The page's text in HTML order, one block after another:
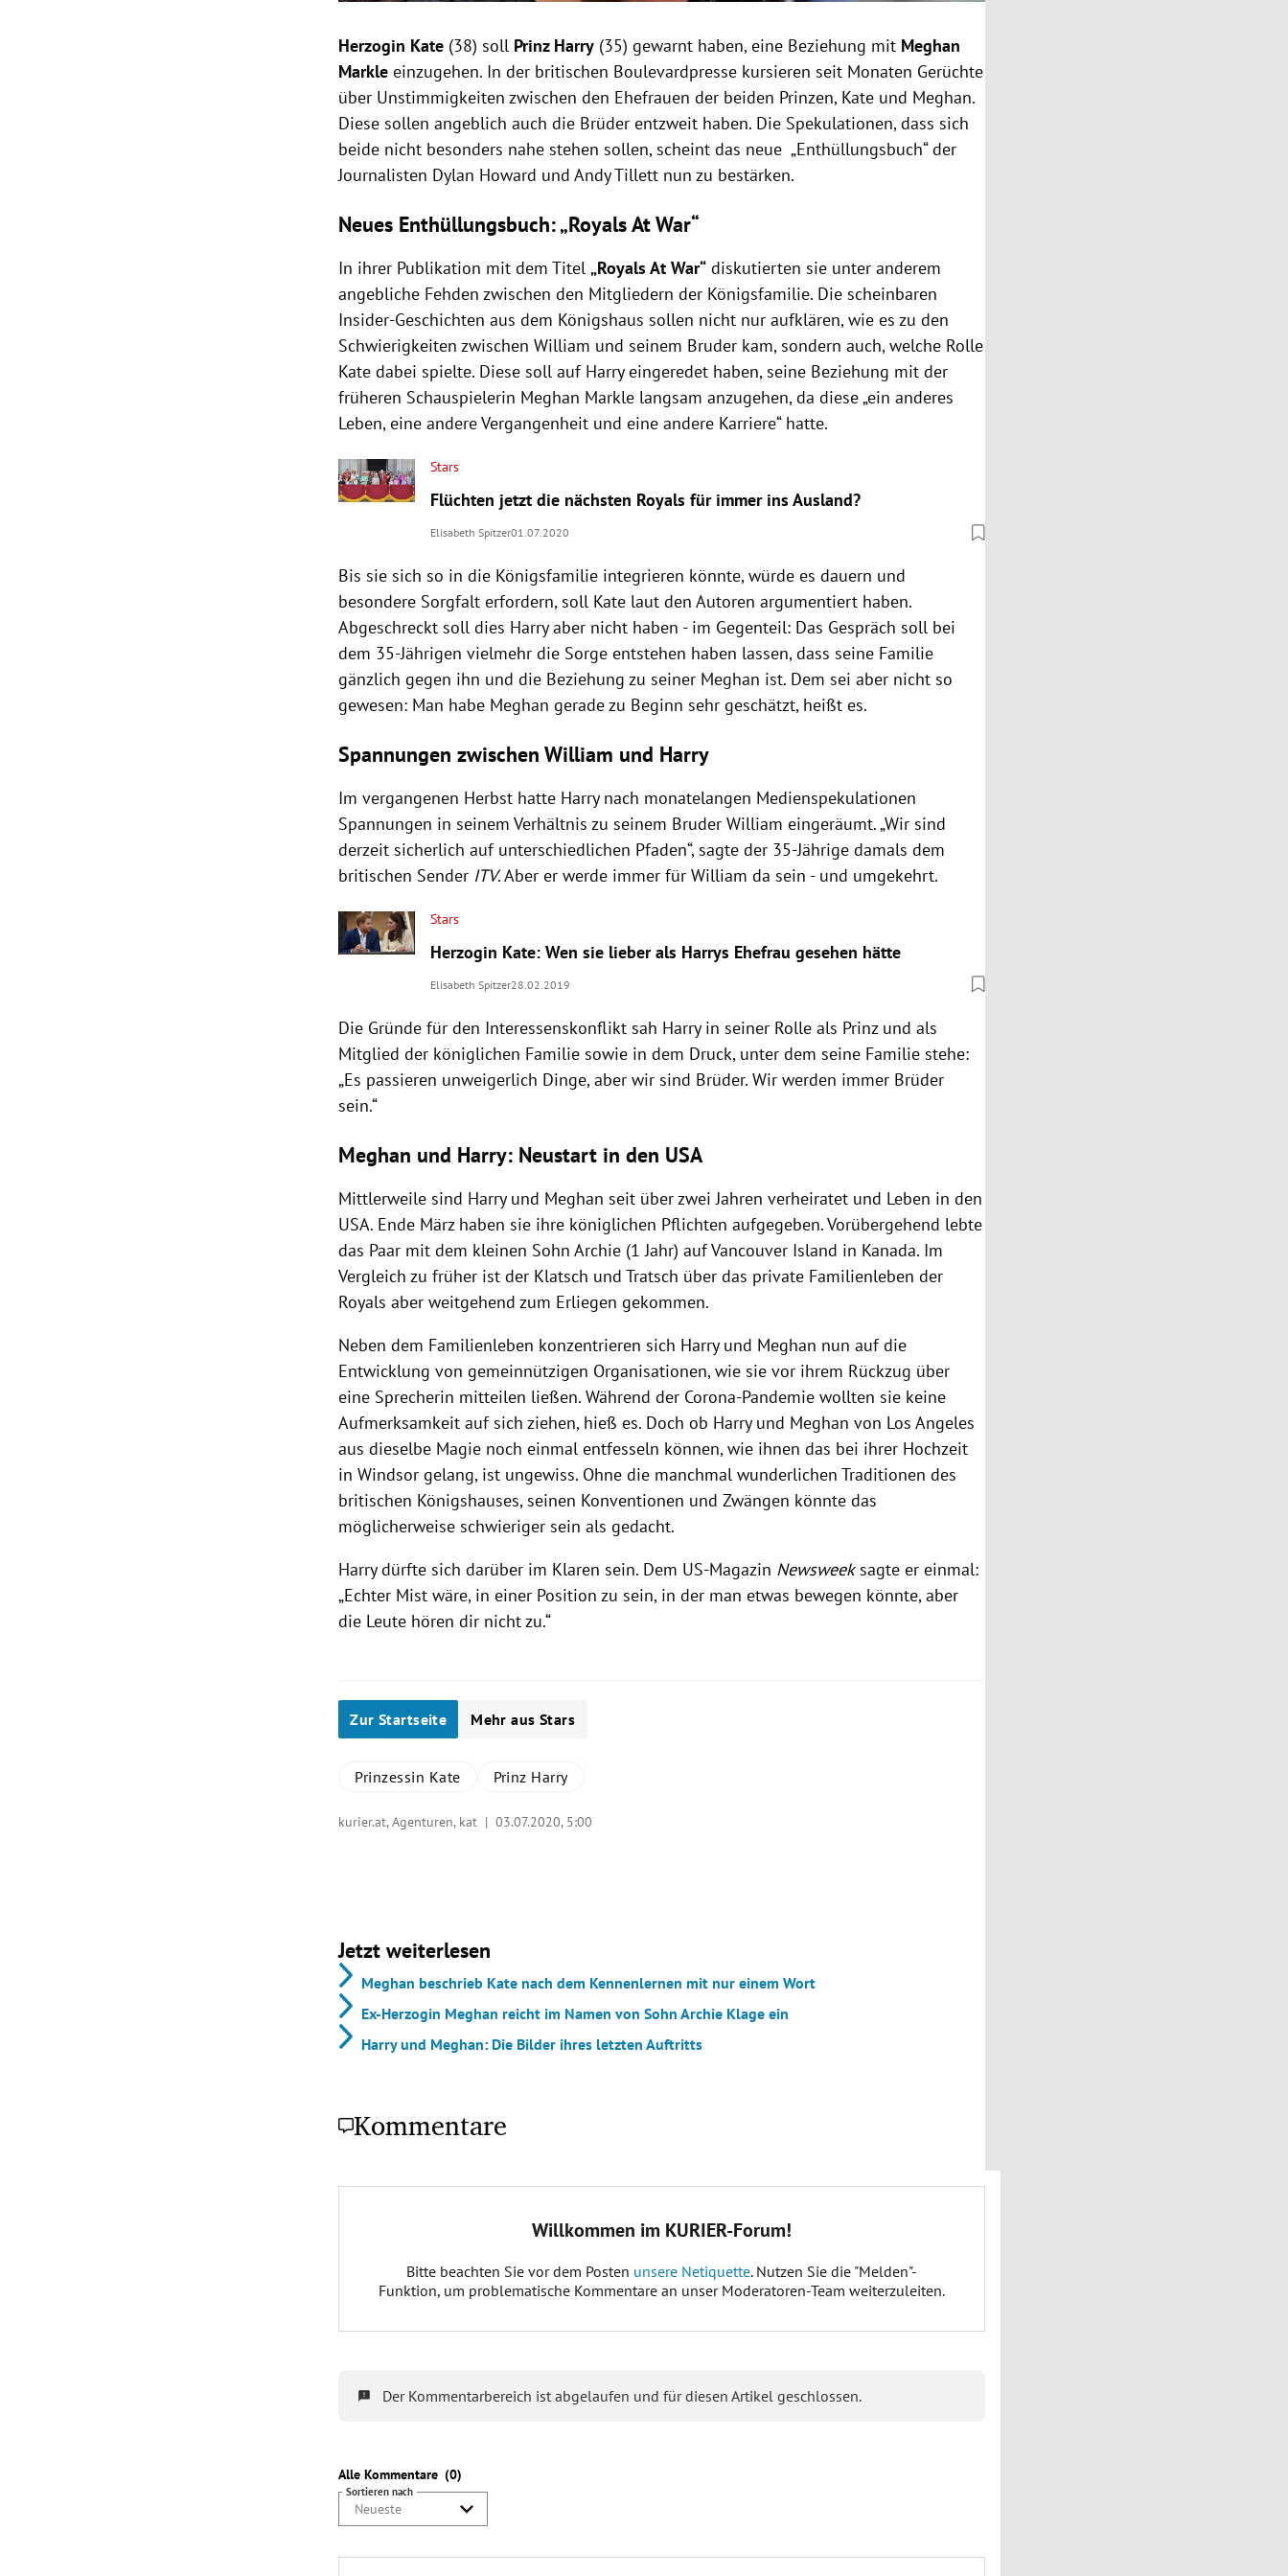
Herzogin Kate (38) soll Prinz Harry (35) gewarnt haben, eine Beziehung mit Meghan
Markle einzugehen. In der britischen Boulevardpresse kursieren seit Monaten Gerüchte
über Unstimmigkeiten zwischen den Ehefrauen der beiden Prinzen, Kate und Meghan.
Diese sollen angeblich auch die Brüder entzweit haben. Die Spekulationen, dass sich
beide nicht besonders nahe stehen sollen, scheint das neue „Enthüllungsbuch“ der
Journalisten Dylan Howard und Andy Tillett nun zu bestärken.
Neues Enthüllungsbuch: „Royals At War“
In ihrer Publikation mit dem Titel„Royals At War“ diskutierten sie unter anderem
angebliche Fehden zwischen den Mitgliedern der Königsfamilie. Die scheinbaren
Insider-Geschichten aus dem Königshaus sollen nicht nur aufklären, wie es zu den
Schwierigkeiten zwischen William und seinem Bruder kam, sondern auch, welche Rolle
Kate dabei spielte. Diese soll auf Harry eingeredet haben, seine Beziehung mit der
früheren Schauspielerin Meghan Markle langsam anzugehen, da diese „ein anderes
Leben, eine andere Vergangenheit und eine andere Karriere“ hatte.
Stars
Flüchten jetzt die nächsten Royals für immer ins Ausland?
Elisabeth Spitzer01.07.2020
Bis sie sich so in die Königsfamilie integrieren könnte, würde es dauern und
besondere Sorgfalt erfordern, soll Kate laut den Autoren argumentiert haben.
Abgeschreckt soll dies Harry aber nicht haben - im Gegenteil: Das Gespräch soll bei
dem 35-Jährigen vielmehr die Sorge entstehen haben lassen, dass seine Familie
gänzlich gegen ihn und die Beziehung zu seiner Meghan ist. Dem sei aber nicht so
gewesen: Man habe Meghan gerade zu Beginn sehr geschätzt, heißt es.
Spannungen zwischen William und Harry
Im vergangenen Herbst hatte Harrynach monatelangen Medienspekulationen
Spannungen in seinem Verhältnis zu seinem BruderWilliam eingeräumt. „Wir sind
derzeit sicherlich auf unterschiedlichen Pfaden“, sagte der 35-Jährige damals dem
britischen Sender ITV. Aber er werde immer fürWilliam da sein - und umgekehrt.
Stars
Herzogin Kate: Wen sie lieber als Harrys Ehefrau gesehen hätte
Elisabeth Spitzer28.02.2019
Die Gründe für den Interessenskonflikt sah Harryin seiner Rolle als Prinz und als
Mitglied der königlichen Familie sowie in dem Druck, unter dem seine Familie stehe:
„Es passieren unweigerlich Dinge, aber wir sind Brüder. Wir werden immer Brüder
sein.“
Meghan und Harry: Neustart in den USA
Mittlerweile sind Harryund Meghan seit über zwei Jahren verheiratet und Leben in den
USA. Ende März haben sie ihre königlichen Pflichten aufgegeben. Vorübergehend lebte
das Paar mit dem kleinen Sohn Archie (1 Jahr) auf Vancouver Island in Kanada. Im
Vergleich zu früher ist der Klatsch und Tratsch über das private Familienleben der
Royals aber weitgehend zum Erliegen gekommen.
Neben dem Familienleben konzentrieren sich Harryund Meghan nun auf die
Entwicklung von gemeinnützigen Organisationen, wie sie vor ihrem Rückzug über
eine Sprecherin mitteilen ließen. Während der Corona-Pandemie wollten sie keine
Aufmerksamkeit auf sich ziehen, hieß es. Doch ob Harryund Meghan von Los Angeles
aus dieselbe Magie noch einmal entfesseln können, wie ihnen das bei ihrer Hochzeit
in Windsor gelang, ist ungewiss. Ohne die manchmal wunderlichen Traditionen des
britischen Königshauses, seinen Konventionen und Zwängen könnte das
möglicherweise schwieriger sein als gedacht.
Harrydürfte sich darüber im Klaren sein. Dem US-Magazin Newsweeksagte er einmal:
„Echter Mist wäre, in einer Position zu sein, in der man etwas bewegen könnte, aber
die Leute hören dir nicht zu.“
Zur Startseite Mehr aus Stars
Prinzessin Kate Prinz Harry
kurier.at, Agenturen, kat |03.07.2020, 5:00
Jetzt weiterlesen
Meghan beschrieb Kate nach dem Kennenlernen mit nur einem Wort
Ex-Herzogin Meghan reicht im Namen von Sohn Archie Klage ein
Harry und Meghan: Die Bilder ihres letzten Auftritts
Kommentare